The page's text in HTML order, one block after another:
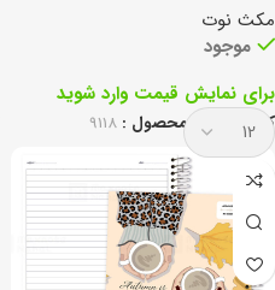
مکث نوت
موجود
برای نمایش قیمت وارد شوید
کد انحصاری محصول : 9118